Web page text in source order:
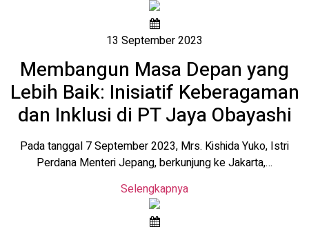
13 September 2023
Membangun Masa Depan yang
Lebih Baik: Inisiatif Keberagaman
dan Inklusi di PT Jaya Obayashi
Pada tanggal 7 September 2023, Mrs. Kishida Yuko, Istri
Perdana Menteri Jepang, berkunjung ke Jakarta,…
Selengkapnya